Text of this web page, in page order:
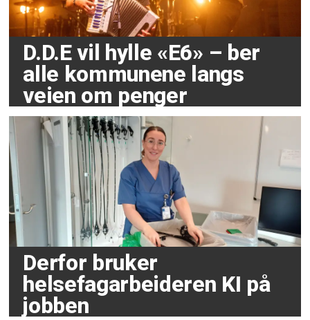
D.D.E vil hylle «E6» – ber
alle kommunene langs
veien om penger
Derfor bruker
helsefagarbeideren KI på
jobben